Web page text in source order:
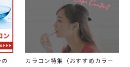
カラコン特集（おすすめカラー